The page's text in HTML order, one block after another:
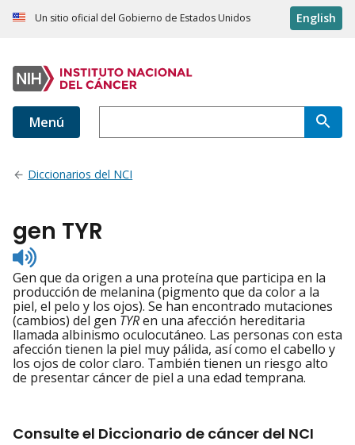
Un sitio oficial del Gobierno de Estados Unidos English
Menú
Diccionarios del NCI
gen TYR
Listen
to
pronunciation
Gen que da origen a una proteína que participa en la
producción de melanina (pigmento que da color a la
piel, el pelo y los ojos). Se han encontrado mutaciones
(cambios) del gen TYRen una afección hereditaria
llamada albinismo oculocutáneo. Las personas con esta
afección tienen la piel muy pálida, así como el cabello y
los ojos de color claro. También tienen un riesgo alto
de presentar cáncer de piel a una edad temprana.
Consulte el Diccionario de cáncer del NCI